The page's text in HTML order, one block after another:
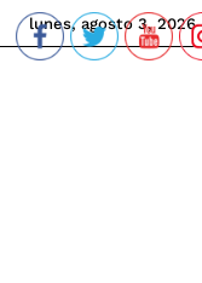
lunes, agosto 3, 2026